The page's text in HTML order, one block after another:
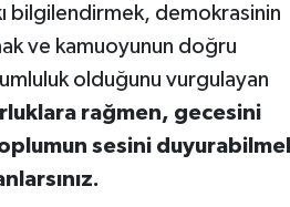
bilgilendirmek, demokrasinin
ve kamuoyunun doğru
olduğunu vurgulayan
rağmen, gecesini
sesini